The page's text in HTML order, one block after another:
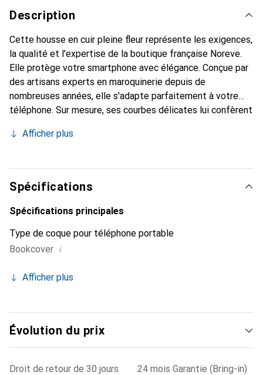
Description
Cette housse en cuir pleine fleur représente les exigences,
la qualité et l'expertise de la boutique française Noreve.
Elle protège votre smartphone avec élégance. Conçue par
des artisans experts en maroquinerie depuis de
nombreuses années, elle s'adapte parfaitement à votre
téléphone. Sur mesure, ses courbes délicates lui confèrent
et indispensable de votre smartphone. Reconnaître à
marque Noreve est un choix sûr pour une clientèle
exigeante.
Afficher plus
Spécifications
Spécifications principales
Type de coque pour téléphone portable
Bookcover i
Afficher plus
Évolution du prix
Droit de retour de 30 jours
24 mois Garantie (Bring-in)